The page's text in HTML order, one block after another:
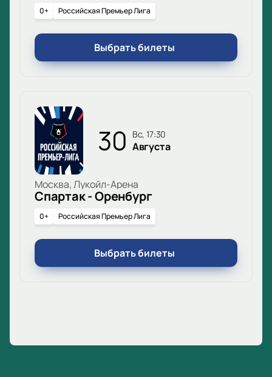
0+ Российская Премьер Лига
Выбрать билеты
30 вс, 17:30
Августа
Москва, Лукойл-Арена
Спартак - Оренбург
0+ Российская Премьер Лига
Выбрать билеты